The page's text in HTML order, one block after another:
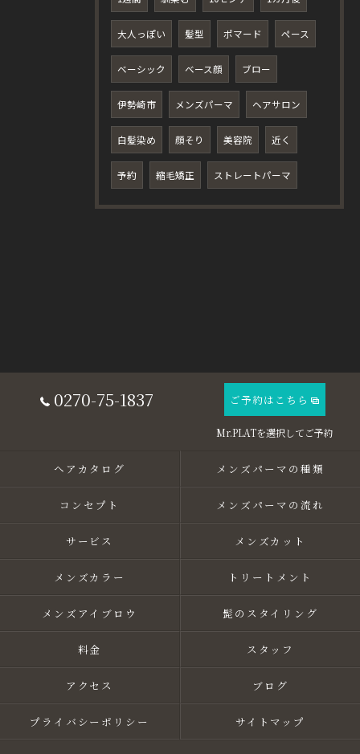
大人っぽい 髪型 ポマード ペース
ベーシック ベース顔 ブロー
伊勢崎市 メンズパーマ ヘアサロン
白髪染め 顔そり 美容院 近く
予約 縮毛矯正 ストレートパーマ
0270-75-1837 ご予約はこちら
ヘアカタログ メンズパーマの種類
コンセプト メンズパーマの流れ
サービス メンズカット
メンズカラー トリートメント
メンズアイブロウ 髭のスタイリング
料金 スタッフ
アクセス ブログ
プライバシーポリシー サイトマップ